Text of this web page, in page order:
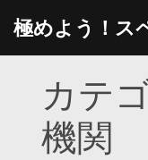
content
極めよう！ス
カテ
機関